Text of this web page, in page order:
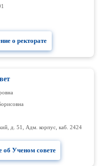
о ректорате
д. 51, Адм. корпус, каб. 2424
Ученом совете